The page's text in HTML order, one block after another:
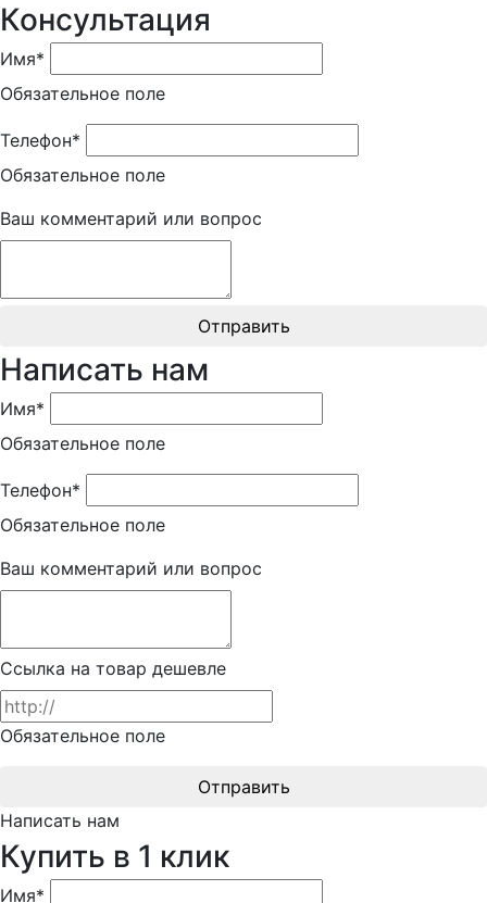
Консультация
Имя*
Обязательное поле
Телефон*
Обязательное поле
Ваш комментарий или вопрос
Отправить
Написать нам
Имя*
Обязательное поле
Телефон*
Обязательное поле
Ваш комментарий или вопрос
Ссылка на товар дешевле
Обязательное поле
Отправить
Написать нам
Купить в 1 клик
Имя*